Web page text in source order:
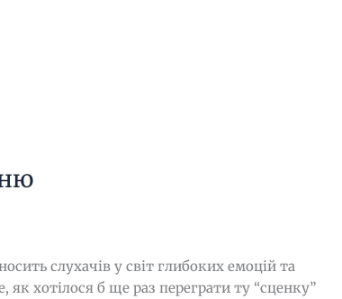
слухачів у світ глибоких емоцій та
хотілося б ще раз переграти ту “сценку”